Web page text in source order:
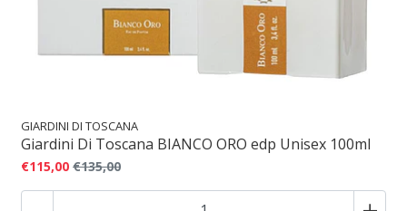
GIARDINI DI TOSCANA
Giardini Di Toscana BIANCO ORO edp Unisex 100ml
€115,00 €135,00